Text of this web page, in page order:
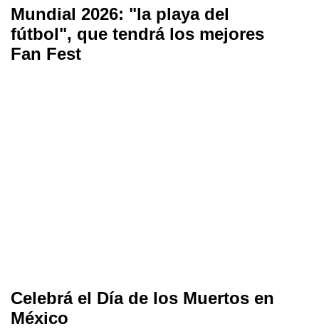
Mundial 2026: "la playa del
fútbol", que tendrá los mejores
Fan Fest
Celebrá el Día de los Muertos en
México